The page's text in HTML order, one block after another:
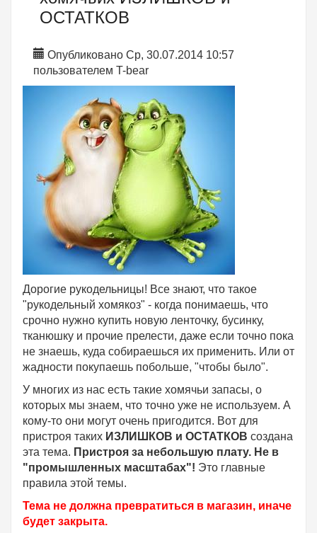
ОСТАТКОВ
Опубликовано Ср, 30.07.2014 10:57
пользователем T-bear
Дорогие рукодельницы! Все знают, что такое
"рукодельный хомякоз" - когда понимаешь, что
срочно нужно купить новую ленточку, бусинку,
тканюшку и прочие прелести, даже если точно пока
не знаешь, куда собираешься их применить. Или от
жадности покупаешь побольше, "чтобы было".
У многих из нас есть такие хомячьи запасы, о
которых мы знаем, что точно уже не используем. А
кому-то они могут очень пригодится. Вот для
пристроя таких ИЗЛИШКОВ и ОСТАТКОВ создана
эта тема. Пристроя за небольшую плату. Не в
"промышленных масштабах"! Это главные
правила этой темы.
Тема не должна превратиться в магазин, иначе
будет закрыта.